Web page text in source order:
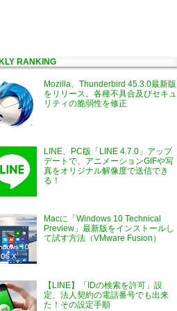
RANKING
Mozilla、Thunderbird 45.3.0最新版
をリリース。各種不具合及びセキュ
リティの脆弱性を修正
LINE、PC版「LINE 4.7.0」アップ
デートで、アニメーションGIFや写
真をオリジナル解像度で送信でき
る！
Macに「Windows 10 Technical
Preview」最新版をインストールし
て試す方法（VMware Fusion）
【LINE】「IDの検索を許可」設
定、法人契約の電話番号でも出来
た！その設定手順